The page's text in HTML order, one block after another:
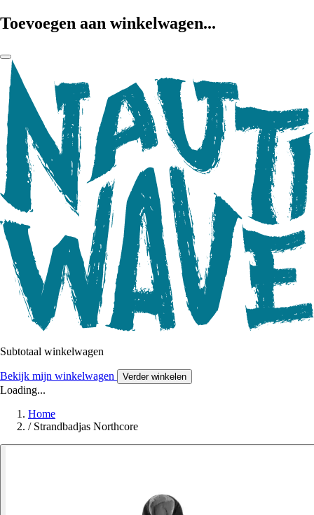
Toevoegen aan winkelwagen...
Subtotaal winkelwagen
Bekijk mijn winkelwagen Verder winkelen
Loading...
Home
/ Strandbadjas Northcore